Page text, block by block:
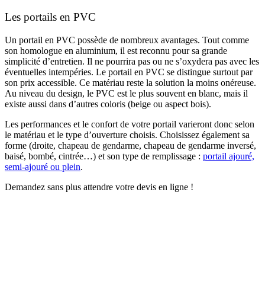
Les portails en PVC
Un portail en PVC possède de nombreux avantages. Tout comme
son homologue en aluminium, il est reconnu pour sa grande
simplicité d’entretien. Il ne pourrira pas ou ne s’oxydera pas avec les
éventuelles intempéries. Le portail en PVC se distingue surtout par
son prix accessible. Ce matériau reste la solution la moins onéreuse.
Au niveau du design, le PVC est le plus souvent en blanc, mais il
existe aussi dans d’autres coloris (beige ou aspect bois).
Les performances et le confort de votre portail varieront donc selon
le matériau et le type d’ouverture choisis. Choisissez également sa
forme (droite, chapeau de gendarme, chapeau de gendarme inversé,
baisé, bombé, cintrée…) et son type de remplissage : portail ajouré,
semi-ajouré ou plein.
Demandez sans plus attendre votre devis en ligne !